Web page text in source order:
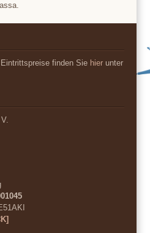
finden Sie hier unter